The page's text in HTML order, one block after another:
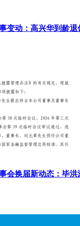
变动：高兴华到龄
会换届新动态：毕